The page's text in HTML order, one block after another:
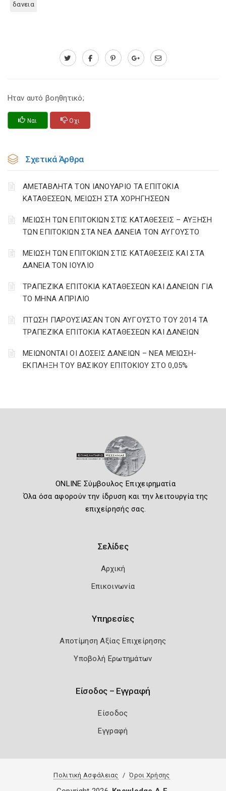
δανεια
Ηταν αυτό βοηθητικό;
Ναι Οχι
Σχετικά Άρθρα
ΑΜΕΤΑΒΛΗΤΑ ΤΟΝ ΙΑΝΟΥΑΡΙΟ ΤΑ ΕΠΙΤΟΚΙΑ
ΚΑΤΑΘΕΣΕΩΝ, ΜΕΙΩΣΗ ΣΤΑ ΧΟΡΗΓΗΣΕΩΝ
ΜΕΙΩΣΗ ΤΩΝ ΕΠΙΤΟΚΙΩΝ ΣΤΙΣ ΚΑΤΑΘΕΣΕΙΣ – ΑΥΞΗΣΗ
ΤΩΝ ΕΠΙΤΟΚΙΩΝ ΣΤΑ ΝΕΑ ΔΑΝΕΙΑ ΤΟΝ ΑΥΓΟΥΣΤΟ
ΜΕΙΩΣΗ ΤΩΝ ΕΠΙΤΟΚΙΩΝ ΣΤΙΣ ΚΑΤΑΘΕΣΕΙΣ ΚΑΙ ΣΤΑ
ΔΑΝΕΙΑ ΤΟΝ ΙΟΥΛΙΟ
ΤΡΑΠΕΖΙΚΑ ΕΠΙΤΟΚΙΑ ΚΑΤΑΘΕΣΕΩΝ ΚΑΙ ΔΑΝΕΙΩΝ ΓΙΑ
ΤΟ ΜΗΝΑ ΑΠΡΙΛΙΟ
ΠΤΩΣΗ ΠΑΡΟΥΣΙΑΣΑΝ ΤΟΝ ΑΥΓΟΥΣΤΟ ΤΟΥ 2014 ΤΑ
ΤΡΑΠΕΖΙΚΑ ΕΠΙΤΟΚΙΑ ΚΑΤΑΘΕΣΕΩΝ ΚΑΙ ΔΑΝΕΙΩΝ
ΜΕΙΩΝΟΝΤΑΙ ΟΙ ΔΟΣΕΙΣ ΔΑΝΕΙΩΝ – ΝΕΑ ΜΕΙΩΣΗ-
ΕΚΠΛΗΞΗ ΤΟΥ ΒΑΣΙΚΟΥ ΕΠΙΤΟΚΙΟΥ ΣΤΟ 0,05%
ONLINE Σύμβουλος Επιχειρηματία
Όλα όσα αφορούν την ίδρυση και την λειτουργία της
επιχείρησής σας.
Σελίδες
Αρχική
Επικοινωνία
Υπηρεσίες
Αποτίμηση Αξίας Επιχείρησης
Υποβολή Ερωτημάτων
Είσοδος – Εγγραφή
Είσοδος
Εγγραφή
Πολιτική Ασφάλειας Όροι Χρήσης